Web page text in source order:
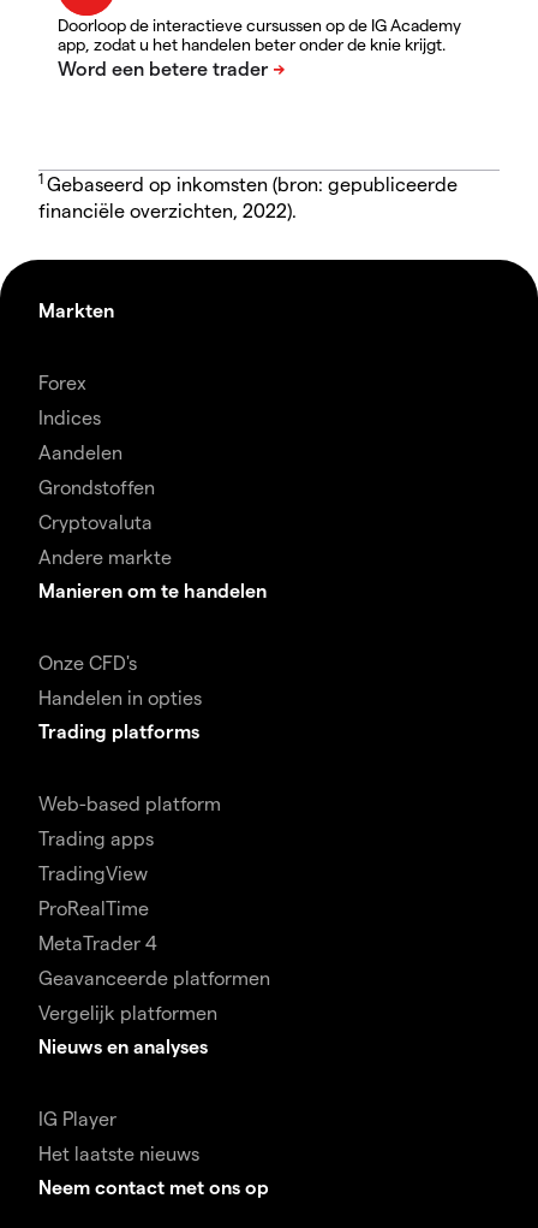
Doorloop de interactieve cursussen op de IG Academy
app, zodat u het handelen beter onder de knie krijgt.
1 Gebaseerd op inkomsten (bron: gepubliceerde
financiële overzichten, 2022).
Markten
Forex
Indices
Aandelen
Grondstoffen
Cryptovaluta
Andere markte
Manieren om te handelen
Onze CFD's
Handelen in opties
Trading platforms
Web-based platform
Trading apps
TradingView
ProRealTime
MetaTrader 4
Geavanceerde platformen
Vergelijk platformen
Nieuws en analyses
IG Player
Het laatste nieuws
Neem contact met ons op